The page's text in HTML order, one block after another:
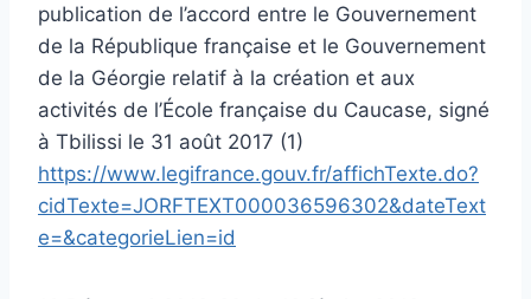
publication de l’accord entre le Gouvernement
de la République française et le Gouvernement
de la Géorgie relatif à la création et aux
activités de l’École française du Caucase, signé
à Tbilissi le 31 août 2017 (1)
https://www.legifrance.gouv.fr/affichTexte.do?
cidTexte=JORFTEXT000036596302&dateText
e=&categorieLien=id